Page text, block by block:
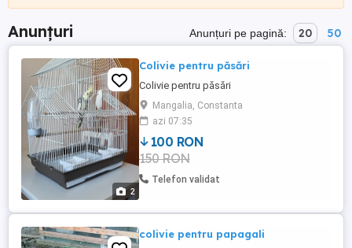
Anunțuri Anunțuri pe pagină: 20 50
2
Colivie pentru păsări
Colivie pentru păsări
Mangalia, Constanta
azi 07:35
100 RON
150 RON
Telefon validat
colivie pentru papagali